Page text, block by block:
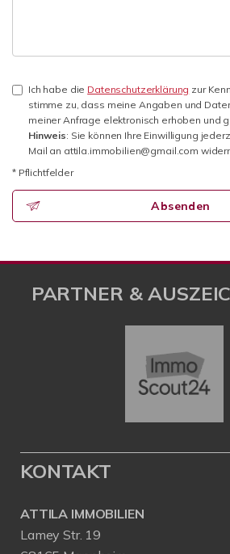
Ich habe die Datenschutzerklärung zur
stimme zu, dass meine Angaben und
meiner Anfrage elektronisch erhoben und
Hinweis: Sie können Ihre Einwilligung
Mail an attila.immobilien@gmail.com
* Pflichtfelder
Absenden
PARTNER &
KONTAKT
ATTILA IMMOBILIEN
Lamey Str. 19